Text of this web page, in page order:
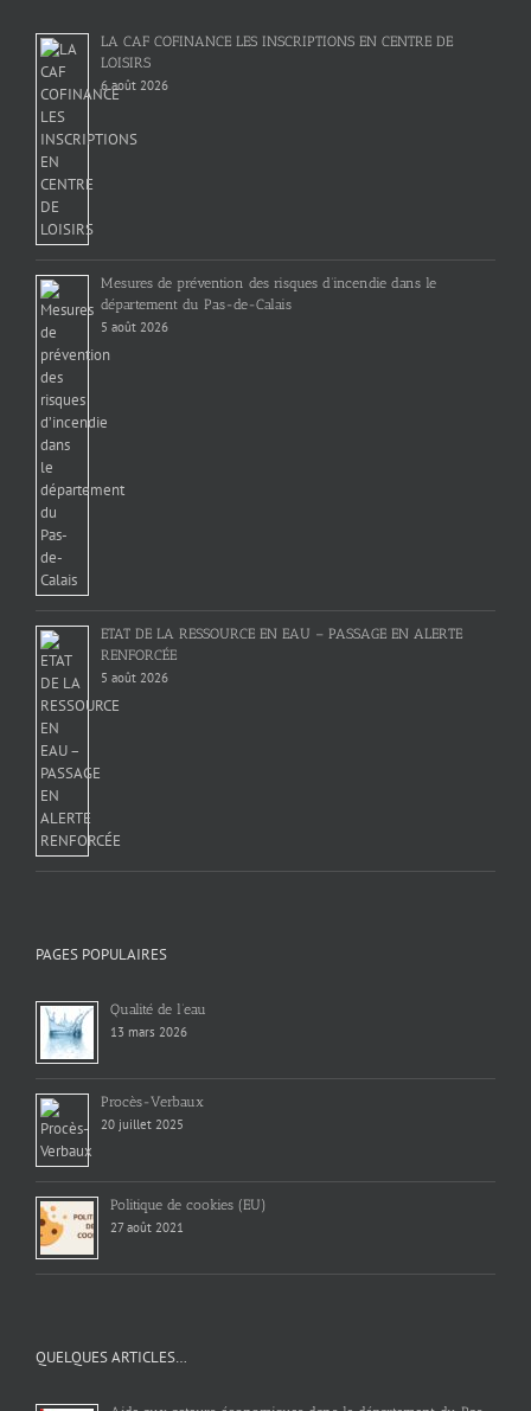
LA CAF COFINANCE LES INSCRIPTIONS EN CENTRE DE
LOISIRS
6 août 2026
Mesures de prévention des risques d’incendie dans le
département du Pas-de-Calais
5 août 2026
ETAT DE LA RESSOURCE EN EAU – PASSAGE EN ALERTE
RENFORCÉE
5 août 2026
PAGES POPULAIRES
Qualité de l’eau
13 mars 2026
Procès-Verbaux
20 juillet 2025
Politique de cookies (EU)
27 août 2021
QUELQUES ARTICLES…